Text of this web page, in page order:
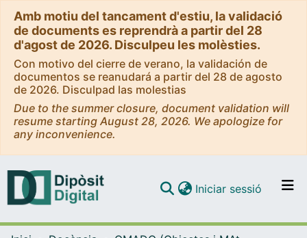
Amb motiu del tancament d'estiu, la validació
de documents es reprendrà a partir del 28
d'agost de 2026. Disculpeu les molèsties.
Con motivo del cierre de verano, la validación de
documentos se reanudará a partir del 28 de agosto
de 2026. Disculpad las molestias
Due to the summer closure, document validation will
resume starting August 28, 2026. We apologize for
any inconvenience.
Iniciar sessió (current)